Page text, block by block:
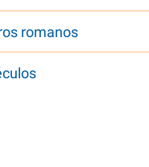
romanos